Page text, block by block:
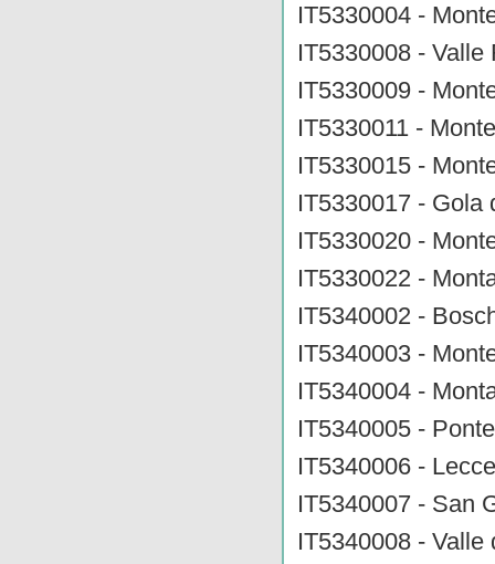
IT5330004 -
IT5330008 -
IT5330009 -
IT5330011 -
IT5330015 -
IT5330017 - Gola
IT5330020 -
IT5330022 -
IT5340002 -
IT5340003 -
IT5340004 -
IT5340005 -
IT5340006 -
IT5340007 - San
IT5340008 - Valle